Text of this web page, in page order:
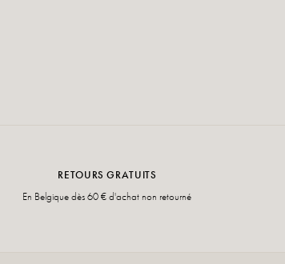
RETOURS GRATUITS
En Belgique dès 60 € d'achat non retourné